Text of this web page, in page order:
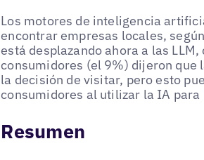
Los motores de inteligencia
encontrar empresas locales,
está desplazando ahora a las
consumidores (el 9%) dijeron que
la decisión de visitar, pero esto
consumidores al utilizar la IA
Resumen